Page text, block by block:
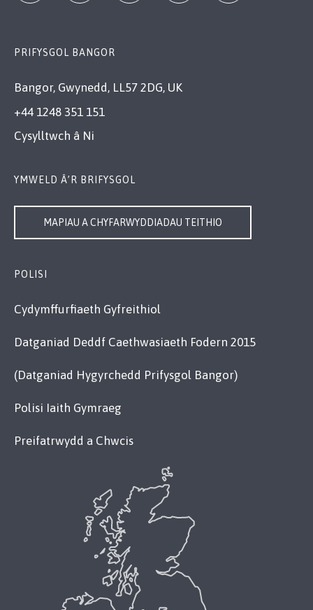
PRIFYSGOL BANGOR
Bangor, Gwynedd, LL57 2DG, UK
+44 1248 351 151
Cysylltwch â Ni
YMWELD Â’R BRIFYSGOL
MAPIAU A CHYFARWYDDIADAU TEITHIO
POLISI
Cydymffurfiaeth Gyfreithiol
Datganiad Deddf Caethwasiaeth Fodern 2015
(Datganiad Hygyrchedd Prifysgol Bangor)
Polisi Iaith Gymraeg
Preifatrwydd a Chwcis